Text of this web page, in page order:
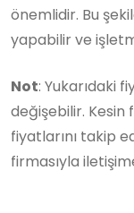
önemlidir. Bu
yapabilir ve
Not: Yukarıdaki
değişebilir. Kesin
fiyatlarını takip
firmasıyla